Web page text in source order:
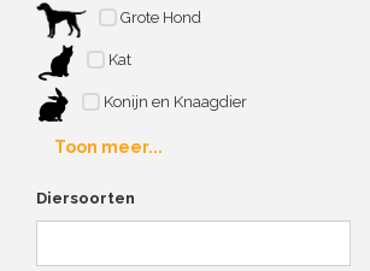
Grote Hond
Kat
Konijn en Knaagdier
Toon meer...
Diersoorten